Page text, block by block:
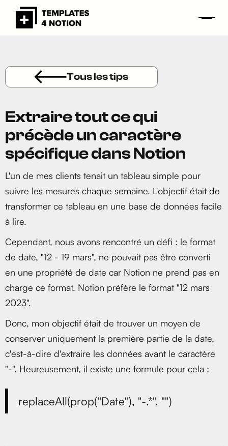
Tous les tips
Extraire tout ce qui
précède un caractère
spécifique dans Notion
L'un de mes clients tenait un tableau simple pour
suivre les mesures chaque semaine. L'objectif était de
transformer ce tableau en une base de données facile
à lire.
Cependant, nous avons rencontré un défi : le format
de date, "12 - 19 mars", ne pouvait pas être converti
en une propriété de date car Notion ne prend pas en
charge ce format. Notion préfère le format "12 mars
2023".
Donc, mon objectif était de trouver un moyen de
conserver uniquement la première partie de la date,
c'est-à-dire d'extraire les données avant le caractère
"-". Heureusement, il existe une formule pour cela :
replaceAll(prop("Date"), "-.*", "")